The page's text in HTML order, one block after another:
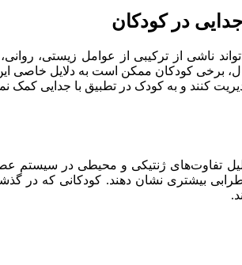
در کودکان
ناشی از ترکیبی از عوامل زیستی،
برخی کودکان ممکن است به دلایل خاصی
کنند و به کودک در تطبیق با جدایی کمک
تفاوت‌های ژنتیکی و محیطی در سیستم
بیشتری نشان دهند. کودکانی که در